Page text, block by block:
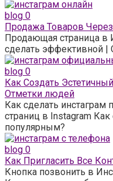
blog 0
Продажа Товаров Через
Продающая страница в
сделать эффективной
blog 0
Как Создать
Отметки людей
Как сделать
страниц в Instagram
популярным?
blog 0
Как Пригласить Все
Кнопка позвонить в